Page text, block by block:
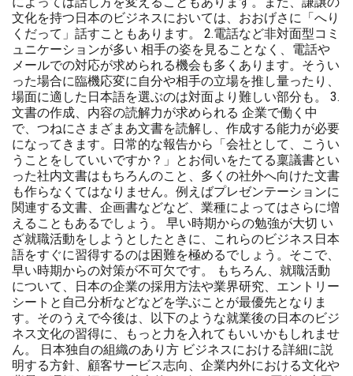
文化を持つ日本のビジネスにおいては、おおげさに「へり
くだって」話すこともあります。 2.電話など非対面型コミ
ュニケーションが多い 相手の姿を見ることなく、電話や
メールでの対応が求められる機会も多くあります。そうい
った場合に臨機応変に自分や相手の立場を推し量ったり、
場面に適した日本語を選ぶのは対面より難しい部分も。 3.
文書の作成、内容の読解力が求められる 企業で働く中
で、つねにさまざまあ文書を読解し、作成する能力が必要
になってきます。日常的な報告から「会社として、こうい
うことをしていいですか？」とお伺いをたてる稟議書とい
った社内文書はもちろんのこと、多くの社外へ向けた文書
も作らなくてはなりません。例えばプレゼンテーションに
関連する文書、企画書などなど、業種によってはさらに増
えることもあるでしょう。 早い時期からの勉強が大切 い
ざ就職活動をしようとしたときに、これらのビジネス日本
語をすぐに習得するのは困難を極めるでしょう。そこで、
早い時期からの対策が不可欠です。 もちろん、就職活動
について、日本の企業の採用方法や業界研究、エントリー
シートと自己分析などなどを学ぶことが最優先となりま
す。そのうえで今後は、以下のような就業後の日本のビジ
ネス文化の習得に、もっと力を入れてもいいかもしれませ
ん。 日本独自の組織のあり方 ビジネスにおける詳細に説
明する方針、顧客サービス志向、企業内外における文化や